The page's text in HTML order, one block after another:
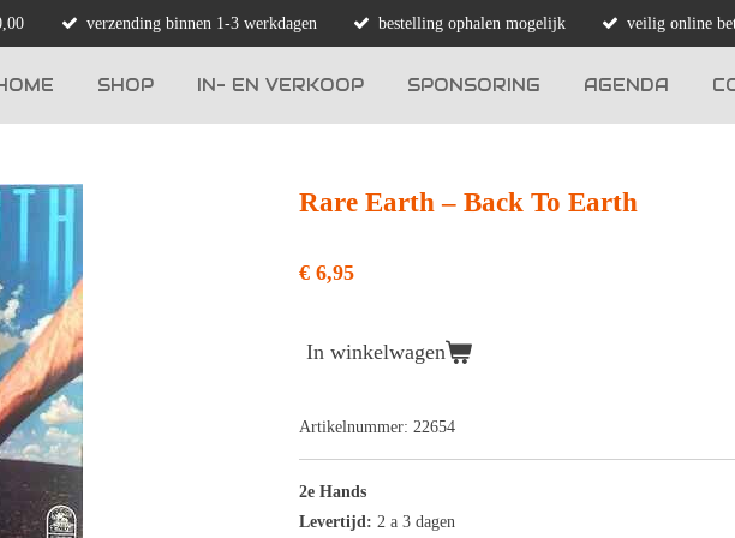
verzending binnen 1-3 werkdagen bestelling ophalen mogelijk veilig online
SHOP IN- EN VERKOOP SPONSORING AGENDA
Rare Earth ‎– Back To Earth
€ 6,95
In winkelwagen
Artikelnummer: 22654
2e Hands
Levertijd: 2 a 3 dagen